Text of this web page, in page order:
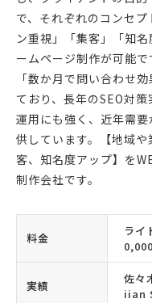
で、それぞれのコンセ
ン重視」「集客」「知
ームページ制作が可能
「数か月で問い合わせ
ており、長年のSEO対
運用にも強く、近年需
供しています。【地域
客、知名度アップ】を
制作会社です。
料金
ライ
実績
佐々
iian